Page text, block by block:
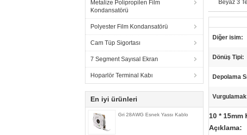
Metalize Polipropilen Film
Kondansatörü
Polyester Film Kondansatörü
Cam Tüp Sigortası
7 Segment Sayısal Ekran
Hoparlör Terminal Kabı
En iyi ürünleri
Gri 28AWG Esnek Yassı Kablo
Beyaz 3
Diğer isim:
Dönüş Tipi:
Depolama
10 * 15mm
Açıklama: